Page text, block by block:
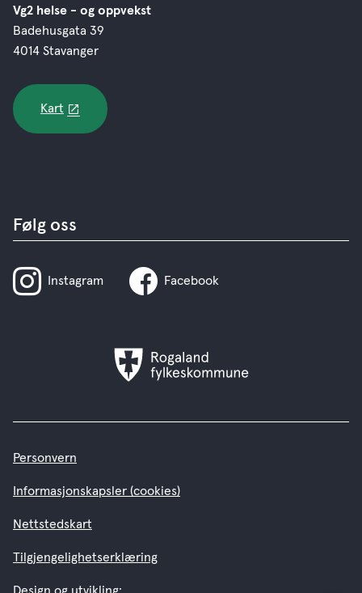
Vg2 helse - og oppvekst
Badehusgata 39
4014 Stavanger
Kart
Følg oss
Instagram Facebook
Rogaland
fylkeskommune
Personvern
Informasjonskapsler (cookies)
Nettstedskart
Tilgjengelighetserklæring